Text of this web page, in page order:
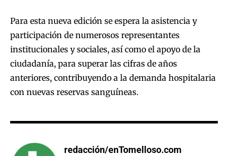
Para esta nueva edición se espera la asistencia y
participación de numerosos representantes
institucionales y sociales, así como el apoyo de la
ciudadanía, para superar las cifras de años
anteriores, contribuyendo a la demanda hospitalaria
con nuevas reservas sanguíneas.
redacción/enTomelloso.com